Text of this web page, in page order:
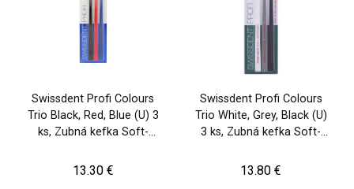
Swissdent Profi Colours
Trio Black, Red, Blue (U) 3
ks, Zubná kefka Soft-
13.30 €
Swissdent Profi Colours
Trio White, Grey, Black (U)
3 ks, Zubná kefka Soft-
13.80 €